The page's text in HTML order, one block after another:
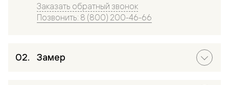
Заказать обратный звонок
Позвонить: 8 (800) 200-46-66
Замер